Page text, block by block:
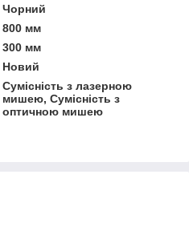
Чорний
800 мм
300 мм
Новий
Сумісність з лазерною
мишею, Сумісність з
оптичною мишею